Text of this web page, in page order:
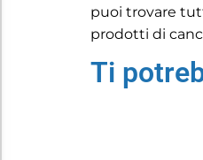
puoi trovare
prodotti di
Ti